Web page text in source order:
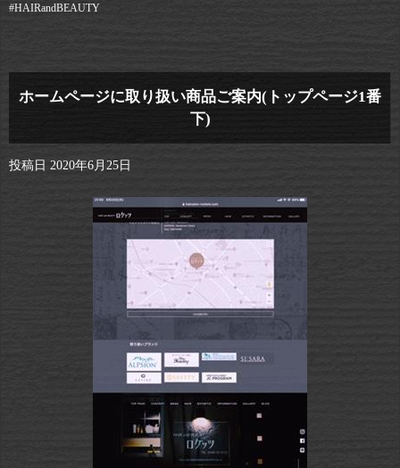
#HAIRandBEAUTY
ホームページに取り扱い商品ご案内(トップページ1番
下)
投稿日 2020年6月25日